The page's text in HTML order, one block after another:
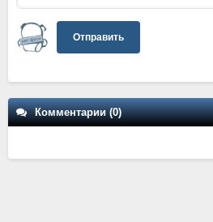
Отправить
Комментарии (0)